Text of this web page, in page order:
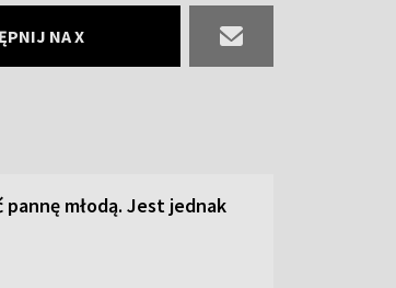
NA X
młodą. Jest jednak